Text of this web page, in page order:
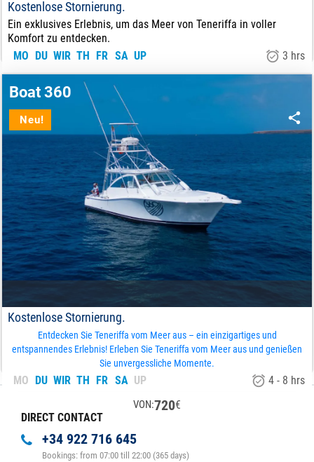
Kostenlose Stornierung.
Ein exklusives Erlebnis, um das Meer von Teneriffa in voller
Komfort zu entdecken.
MO DU WIR TH FR SA UP 3 hrs
Neu!
Boat 360
Kostenlose Stornierung.
Entdecken Sie Teneriffa vom Meer aus – ein einzigartiges und
entspannendes Erlebnis! Erleben Sie Teneriffa vom Meer aus und genießen
Sie unvergessliche Momente.
MO DU WIR TH FR SA UP 4 - 8 hrs
VON:720€
DIRECT CONTACT
+34 922 716 645
Bookings: from 07:00 till 22:00 (365 days)